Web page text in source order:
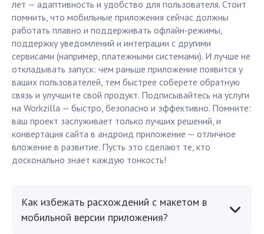
лет — адаптивность и удобство для пользователя. Стоит
помнить, что мобильные приложения сейчас должны
работать плавно и поддерживать офлайн-режимы,
поддержку уведомлений и интеграции с другими
сервисами (например, платежными системами). И лучше не
откладывать запуск: чем раньше приложение появится у
ваших пользователей, тем быстрее соберете обратную
связь и улучшите свой продукт. Подписывайтесь на услуги
на Workzilla — быстро, безопасно и эффективно. Помните:
ваш проект заслуживает только лучших решений, и
конвертация сайта в андроид приложение — отличное
вложение в развитие. Пусть это сделают те, кто
досконально знает каждую тонкость!
Как избежать расхождений с макетом в
мобильной версии приложения?